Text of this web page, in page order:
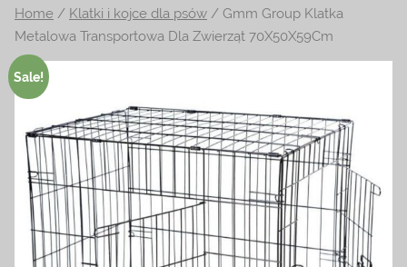
na
temat
terrarystyki
i
Zapraszamy!
Home / Klatki i kojce dla psów / Gmm Group Klatka
Metalowa Transportowa Dla Zwierząt 70X50X59Cm
Sale!